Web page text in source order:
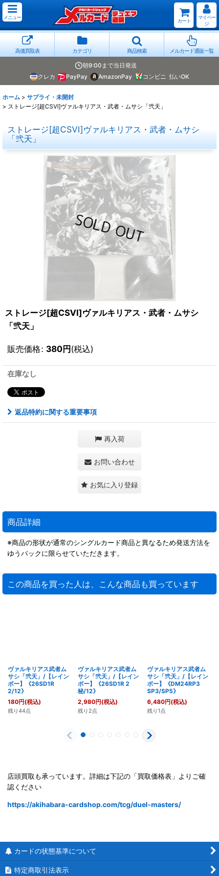
メニュー
カート
マイペー
ジ
高価買取表 カテゴリ 商品検索 メルカード通販一覧
朝9:00まで当日発送
クレカ
PayPay AmazonPay コンビニ 払いOK
ホーム > サプライ・未開封
> ストレージ[超CSVI]ヴァルキリアス・武者・ムサシ「弐天」
ストレージ[超CSVI]ヴァルキリアス・武者・ムサシ
「弐天」
ストレージ[超CSVI]ヴァルキリアス・武者・ムサシ
「弐天」
販売価格: 380円(税込)
在庫なし
返品特約に関する重要事項
再入荷
お問い合わせ
お気に入り登録
商品詳細
※商品の形状が通常のシングルカード商品と異なるため発送方法を
ゆうパックに限らせていただきます。
この商品を買った人は、こんな商品も買っています
ヴァルキリアス武者ム
サシ「弐天」/【レイン
ボー】《26SD1R
2/12》
180円(税込)
残り44点
ヴァルキリアス武者ム
サシ「弐天」/【レイン
ボー】《26SD1R 2
秘/12》
2,980円(税込)
残り2点
ヴァルキリアス武者ム
サシ「弐天」/【レイン
ボー】《DM24RP3
SP3/SP5》
6,480円(税込)
残り1点
店頭買取も承っています。詳細は下記の「買取価格表」よりご確
認ください
https://akihabara-cardshop.com/tcg/duel-masters/
カードの状態基準について
特定商取引法表示